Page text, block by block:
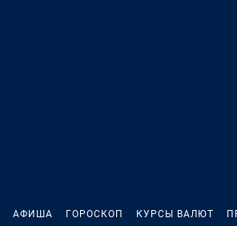
АФИША ГОРОСКОП КУРСЫ ВАЛЮТ